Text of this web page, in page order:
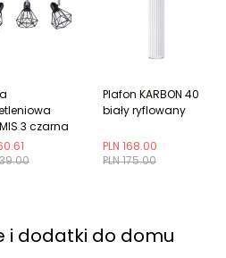
3 czarna
PLN 175.00
PLN 168.00
Plafon KARBON 40
biały ryflowany
i dodatki do domu